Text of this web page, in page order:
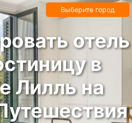
отель
в
Лилль на
Выберите город